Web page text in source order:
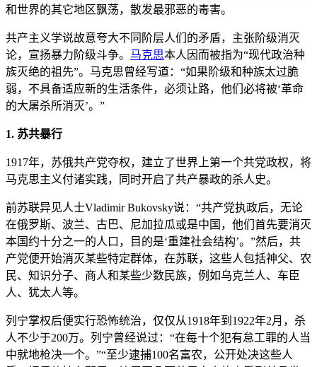
和世界的其它地区飘荡，散发最邪恶的毒害。
共产主义学说故意夸大不同阶层人们的矛盾，主张阶级消灭
论，宣扬暴力阶级斗争。 马克思本人因而被指为“现代政治种
族灭绝的祖先”。马克思曾经写道：“如果阶级和种族太过脆
弱，不具备适应新的生活条件，必须让路，他们必将被‘革命
的大屠杀所消灭’。”
1. 苏共暴行
1917年，苏俄共产党夺权，建立了世界上第一个共党政权，将
马克思主义付诸实践，同时开启了共产暴政的杀人史。
前苏联异见人士Vladimir Bukovsky说：“共产党执政后，无论
在俄罗斯、波兰、古巴、尼加拉瓜或是中国，他们首先要消灭
本国约十分之一的人口，目的是‘重建社会结构’。”然后，共
产党便开始消灭某些特定群体，在苏联，这些人包括神父、农
民、知识分子、商人和某些少数民族，例如乌克兰人、车臣
人、犹太人等。
列宁掌权后便实行恐怖统治，仅仅从1918年到1922年2月，杀
人不少于200万。列宁曾经说过：“在每十个犯有怠工罪的人当
中就地枪决一个。”“至少逮捕100名富农，公开处决这些人